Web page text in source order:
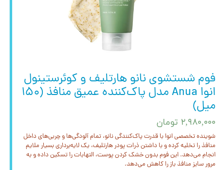
فوم شستشوی نانو هارتلیف و کوئرستینول
انوا Anua مدل پاک‌کننده عمیق منافذ (۱۵۰
میل)
۲,۹۸۰,۰۰۰ تومان
شوینده تخصصی انوا با قدرت پاک‌کنندگی نانو، تمام آلودگی‌ها و چربی‌های داخل
منافذ را تخلیه کرده و با داشتن ذرات پودر هارتلیف، یک لایه‌برداری بسیار ملایم
انجام می‌دهد. این فوم بدون خشک کردن پوست، التهابات را تسکین داده و به
مرور سایز منافذ باز را کاهش می‌دهد.